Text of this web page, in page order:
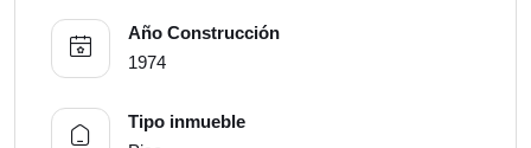
Año Construcción
1974
Tipo inmueble